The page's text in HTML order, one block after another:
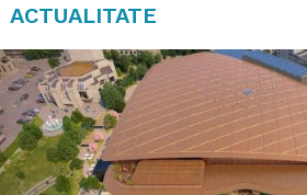
ACTUALITATE